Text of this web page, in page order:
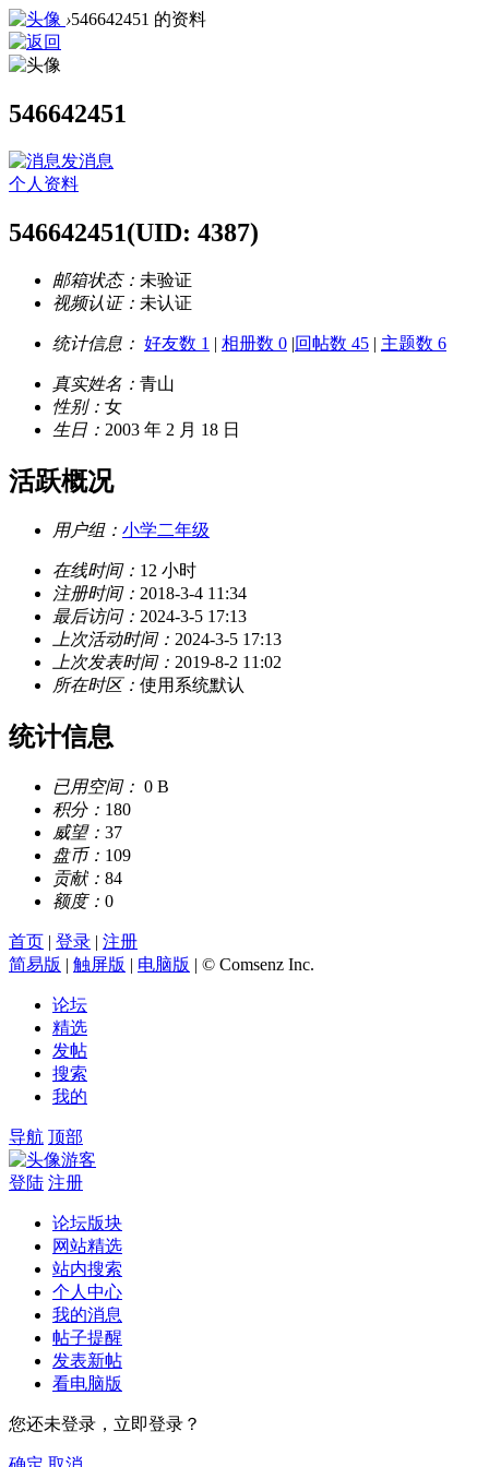
›546642451 的资料
546642451
发消息
个人资料
546642451(UID: 4387)
邮箱状态： 未验证
视频认证： 未认证
统计信息： 好友数 1 | 相册数 0 |回帖数 45 | 主题数 6
真实姓名： 青山
性别： 女
生日： 2003 年 2 月 18 日
活跃概况
用户组： 小学二年级
在线时间： 12 小时
注册时间： 2018-3-4 11:34
最后访问： 2024-3-5 17:13
上次活动时间： 2024-3-5 17:13
上次发表时间： 2019-8-2 11:02
所在时区： 使用系统默认
统计信息
已用空间： 0 B
积分： 180
威望： 37
盘币： 109
贡献： 84
额度： 0
首页 | 登录 | 注册
简易版 | 触屏版 | 电脑版 | © Comsenz Inc.
论坛
精选
发帖
搜索
我的
导航 顶部
游客
登陆 注册
论坛版块
网站精选
站内搜索
个人中心
我的消息
帖子提醒
发表新帖
看电脑版
您还未登录，立即登录？